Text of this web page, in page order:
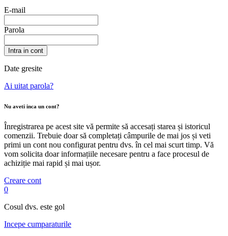
E-mail
Parola
Intra in cont
Date gresite
Ai uitat parola?
Nu aveti inca un cont?
Înregistrarea pe acest site vă permite să accesați starea și istoricul
comenzii. Trebuie doar să completați câmpurile de mai jos și veti
primi un cont nou configurat pentru dvs. în cel mai scurt timp. Vă
vom solicita doar informațiile necesare pentru a face procesul de
achiziție mai rapid și mai ușor.
Creare cont
0
Cosul dvs. este gol
Incepe cumparaturile